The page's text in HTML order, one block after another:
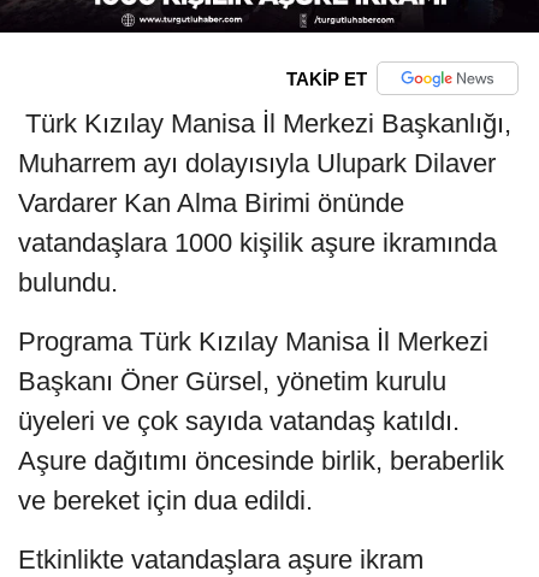
TAKİP ET
Türk Kızılay Manisa İl Merkezi Başkanlığı,
Muharrem ayı dolayısıyla Ulupark Dilaver
Vardarer Kan Alma Birimi önünde
vatandaşlara 1000 kişilik aşure ikramında
bulundu.
Programa Türk Kızılay Manisa İl Merkezi
Başkanı Öner Gürsel, yönetim kurulu
üyeleri ve çok sayıda vatandaş katıldı.
Aşure dağıtımı öncesinde birlik, beraberlik
ve bereket için dua edildi.
Etkinlikte vatandaşlara aşure ikram